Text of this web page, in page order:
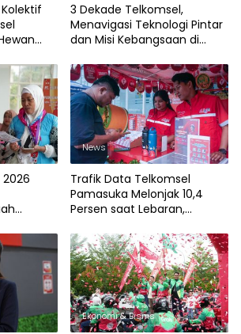
3 Dekade Telkomsel,
Menavigasi Teknologi Pintar
dan Misi Kebangsaan di
2026
News
Trafik Data Telkomsel
Pamasuka Melonjak 10,4
Persen saat Lebaran,
Silaturahmi Digital
Ekonomi & Bisnis